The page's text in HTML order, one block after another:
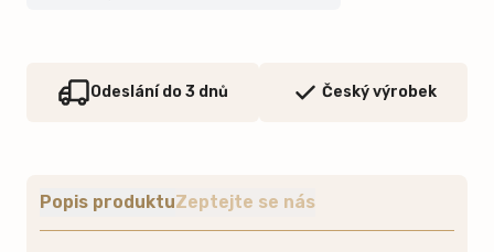
Odeslání do 3 dnů Český výrobek
Popis produktuZeptejte se nás